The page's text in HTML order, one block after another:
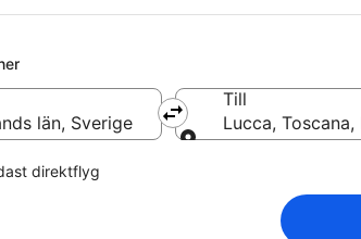
län, Sverige
Till
Lucca, Toscana,
direktflyg